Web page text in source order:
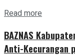
Read more
BAZNAS
Anti-Kecurangan